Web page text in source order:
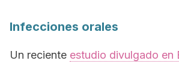
Infecciones orales
Un reciente estudio divulgado en